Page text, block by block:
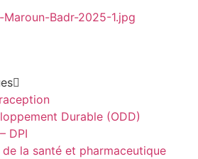
Durable (ODD)
DPI
la santé et pharmaceutique